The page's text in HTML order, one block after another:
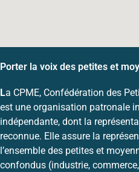
Porter la voix des petites et
La CPME, Confédération des
est une organisation patronale
indépendante, dont la
reconnue. Elle assure la
l’ensemble des petites et
confondus (industrie,